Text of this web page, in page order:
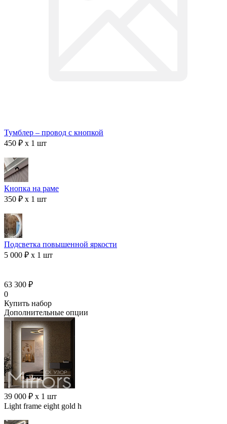
Тумблер – провод с кнопкой
450 ₽ x 1 шт
Кнопка на раме
350 ₽ x 1 шт
Подсветка повышенной яркости
5 000 ₽ x 1 шт
63 300 ₽
0
Купить набор
Дополнительные опции
39 000 ₽ x 1 шт
Light frame eight gold h